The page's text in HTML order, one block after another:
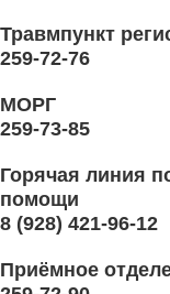
Травмпункт
259-72-76
МОРГ
259-73-85
Горячая линия
помощи
8 (928) 421-96-12
Приёмное